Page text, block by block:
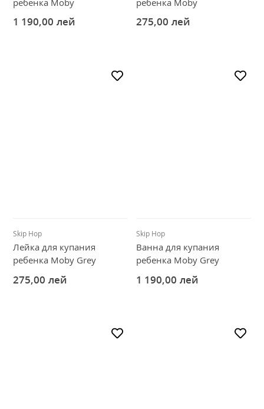
ребенка Moby
1 190,00 лей
ребенка Moby
275,00 лей
Skip Hop
Лейка для купания
ребенка Moby Grey
275,00 лей
Skip Hop
Ванна для купания
ребенка Moby Grey
1 190,00 лей